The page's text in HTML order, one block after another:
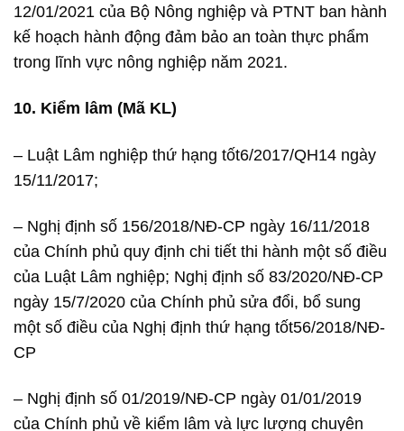
12/01/2021 của Bộ Nông nghiệp và PTNT ban hành
kế hoạch hành động đảm bảo an toàn thực phẩm
trong lĩnh vực nông nghiệp năm 2021.
10. Kiểm lâm (Mã KL)
– Luật Lâm nghiệp thứ hạng tốt6/2017/QH14 ngày
15/11/2017;
– Nghị định số 156/2018/NĐ-CP ngày 16/11/2018
của Chính phủ quy định chi tiết thi hành một số điều
của Luật Lâm nghiệp; Nghị định số 83/2020/NĐ-CP
ngày 15/7/2020 của Chính phủ sửa đổi, bổ sung
một số điều của Nghị định thứ hạng tốt56/2018/NĐ-
CP
– Nghị định số 01/2019/NĐ-CP ngày 01/01/2019
của Chính phủ về kiểm lâm và lực lượng chuyên